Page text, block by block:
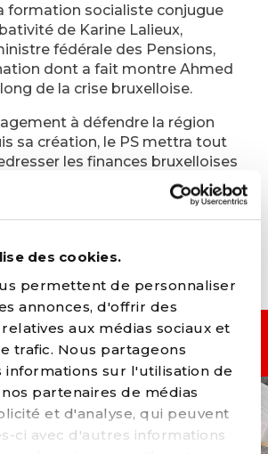
des cookies.
permettent de personnaliser
annonces, d'offrir des
aux médias sociaux et
trafic. Nous partageons
sur l'utilisation de
partenaires de médias
et d'analyse, qui peuvent
ci avec d'autres informations
formation socialiste conjugue
de Karine Lalieux,
fédérale des Pensions,
dont a fait montre Ahmed
de la crise bruxelloise.
à défendre la région
sa création, le PS mettra tout
les finances bruxelloises
un modèle de société solidaire
PAS
CONTRE
MINERVAL